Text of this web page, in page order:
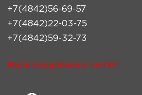
+7(4842)56-69-57
+7(4842)22-03-75
+7(4842)59-32-73
Мы в социальных сетях: